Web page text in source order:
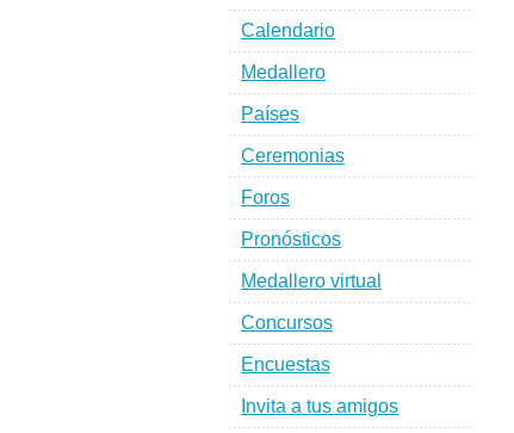
Calendario
Medallero
Países
Ceremonias
Foros
Pronósticos
Medallero virtual
Concursos
Encuestas
Invita a tus amigos